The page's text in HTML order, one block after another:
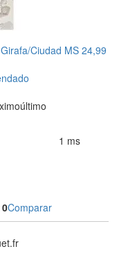
Ciudad MS 24,99
último
1 ms
0Comparar